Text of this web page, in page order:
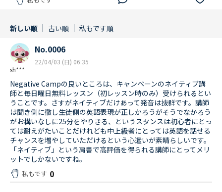
新しい順 古い順 私もです順
sh***
No.0006
22/04/03 (日) 06:35
Negative Campの良いところは、キャンペーンのネイティブ講
師と毎日曜日無料レッスン（初レッスン時のみ）受けられるとい
うことです。さすがネイティブだけあって発音は抜群です。講師
は聞き側に徹し生徒側の英語表現が正しかろうがそうでなかろう
がお構いなしに25分をやりきる、というスタンスは初心者にとっ
ては耐えがたいことだけれども中上級者にとっては英語を話せる
チャンスを増やしていただけるという心遣いが素晴らしいです。
「ネイティブ」という肩書で高評価を得られる講師にとってメリ
ットでしかないですね。
私もです 0